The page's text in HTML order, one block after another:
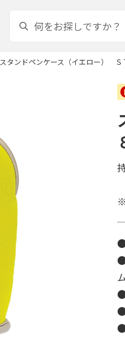
スタンドペンケース（イエロー） Ｓ